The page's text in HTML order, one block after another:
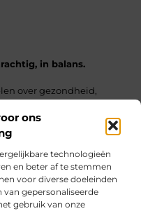
ons
technologieën
en beter af te stemmen
voor diverse doeleinden
van gepersonaliseerde
gebruik van onze
in balans.
over gezondheid,